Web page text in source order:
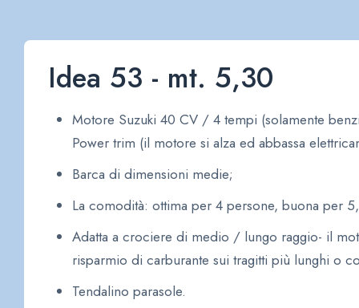
Idea 53 - mt. 5,30
Motore Suzuki 40 CV / 4 tempi (solamente
Power trim (il motore si alza ed abbassa
Barca di dimensioni medie;
La comodità: ottima per 4 persone, buona per
Adatta a crociere di medio / lungo raggio- il
risparmio di carburante sui tragitti più lunghi o
Tendalino parasole.